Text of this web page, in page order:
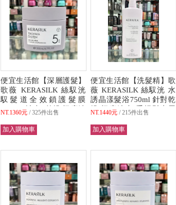
便宜生活館【深層護髮】
歌薇 KERASILK 絲馭洸
馭髮道全效鎖護髮膜
200ml (清爽) 乾燥/極度缺
NT.1360元 325件出售
便宜生活館【洗髮精】歌
薇 KERASILK 絲馭洸 水
誘晶漾髮浴750ml 針對乾
燥/極度缺水/受損髮專用
NT.1440元 215件出售